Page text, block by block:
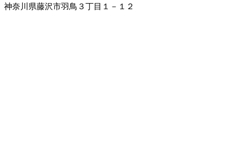
神奈川県藤沢市羽鳥３丁目１－１２